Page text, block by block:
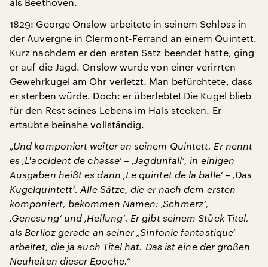
1829: George Onslow arbeitete in seinem Schloss in
der Auvergne in Clermont-Ferrand an einem Quintett.
Kurz nachdem er den ersten Satz beendet hatte, ging
er auf die Jagd. Onslow wurde von einer verirrten
Gewehrkugel am Ohr verletzt. Man befürchtete, dass
er sterben würde. Doch: er überlebte! Die Kugel blieb
für den Rest seines Lebens im Hals stecken. Er
ertaubte beinahe vollständig.
„Und komponiert weiter an seinem Quintett. Er nennt
es ‚L'accident de chasse‘ – ‚Jagdunfall‘, in einigen
Ausgaben heißt es dann ‚Le quintet de la balle‘ – ‚Das
Kugelquintett‘. Alle Sätze, die er nach dem ersten
komponiert, bekommen Namen: ‚Schmerz‘,
‚Genesung‘ und ‚Heilung‘. Er gibt seinem Stück Titel,
als Berlioz gerade an seiner „Sinfonie fantastique‘
arbeitet, die ja auch Titel hat. Das ist eine der großen
Neuheiten dieser Epoche.“